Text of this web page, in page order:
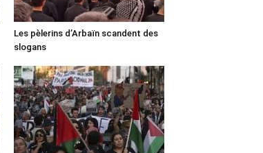
Les pèlerins d’Arbaïn scandent des
slogans